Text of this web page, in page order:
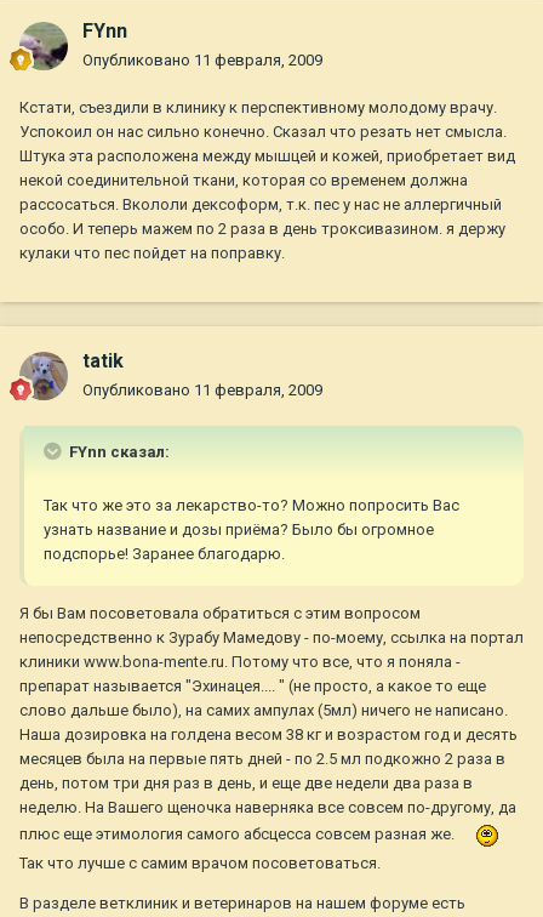
FYnn
Опубликовано 11 февраля, 2009
Кстати, съездили в клинику к перспективному молодому врачу.
Успокоил он нас сильно конечно. Сказал что резать нет смысла.
Штука эта расположена между мышцей и кожей, приобретает вид
некой соединительной ткани, которая со временем должна
рассосаться. Вкололи дексоформ, т.к. пес у нас не аллергичный
особо. И теперь мажем по 2 раза в день троксивазином. я держу
кулаки что пес пойдет на поправку.
tatik
Опубликовано 11 февраля, 2009
FYnn сказал:
Так что же это за лекарство-то? Можно попросить Вас
узнать название и дозы приёма? Было бы огромное
подспорье! Заранее благодарю.
Я бы Вам посоветовала обратиться с этим вопросом
непосредственно к Зурабу Мамедову - по-моему, ссылка на портал
клиники www.bona-mente.ru. Потому что все, что я поняла -
препарат называется "Эхинацея.... " (не просто, а какое то еще
слово дальше было), на самих ампулах (5мл) ничего не написано.
Наша дозировка на голдена весом 38 кг и возрастом год и десять
месяцев была на первые пять дней - по 2.5 мл подкожно 2 раза в
день, потом три дня раз в день, и еще две недели два раза в
неделю. На Вашего щеночка наверняка все совсем по-другому, да
плюс еще этимология самого абсцесса совсем разная же.
Так что лучше с самим врачом посоветоваться.
В разделе ветклиник и ветеринаров на нашем форуме есть